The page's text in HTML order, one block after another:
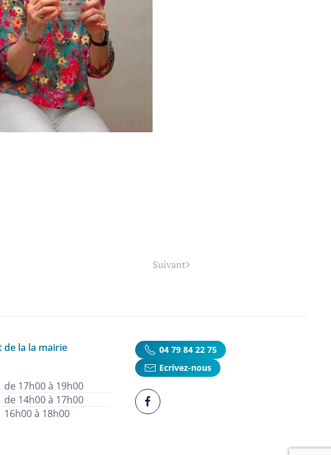
Suivant
de la la mairie
de 17h00 à 19h00
de 14h00 à 17h00
16h00 à 18h00
04 79 84 22 75
Ecrivez-nous